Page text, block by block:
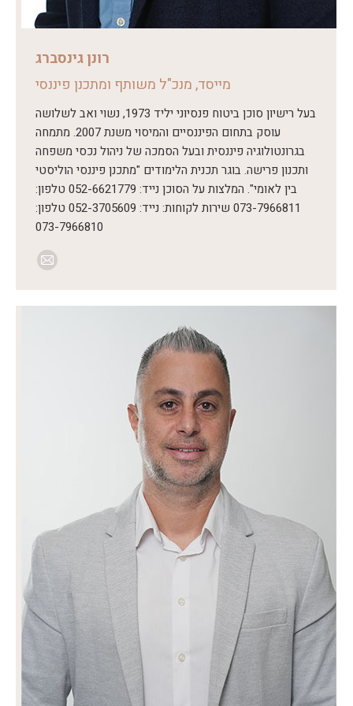
רונן גינסברג
מייסד, מנכ"ל משותף ומתכנן פיננסי
בעל רישיון סוכן ביטוח פנסיוני יליד 1973, נשוי ואב לשלושה
עוסק בתחום הפיננסיים והמיסוי משנת 2007. מתמחה
בגרונטולוגיה פיננסית ובעל הסמכה של ניהול נכסי משפחה
ותכנון פרישה. בוגר תכנית הלימודים "מתכנן פיננסי הוליסטי
בין לאומי". המלצות על הסוכן נייד: 052-6621779 טלפון:
073-7966811 שירות לקוחות: נייד: 052-3705609 טלפון:
073-7966810
E-